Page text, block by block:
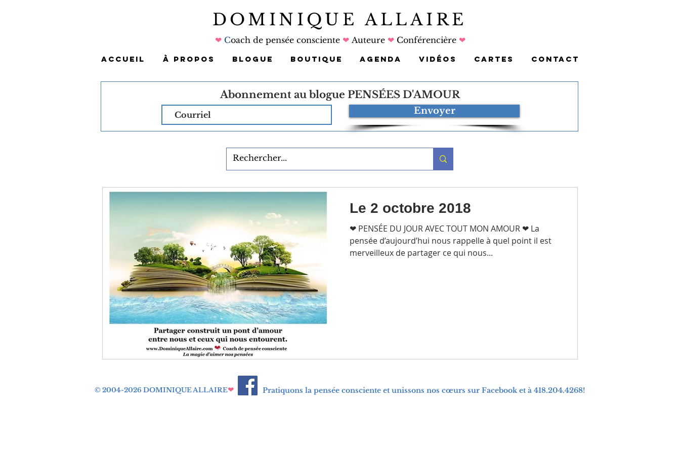
DOMINIQUE ALLAIRE
❤Coach de pensée consciente ❤Auteure ❤Conférencière ❤
ACCUEIL À PROPOS BLOGUE BOUTIQUE AGENDA VIDÉOS CARTES CONTACT
Abonnement au blogue PENSÉES D'AMOUR
Envoyer
Le 2 octobre 2018
❤ PENSÉE DU JOUR AVEC TOUT MON AMOUR ❤ La
pensée d’aujourd’hui nous rappelle à quel point il est
merveilleux de partager ce qui nous...
© 2004-2026 DOMINIQUE ALLAIRE❤ Pratiquons la pensée consciente et unissons nos cœurs sur Facebook et à 418.204.4268!